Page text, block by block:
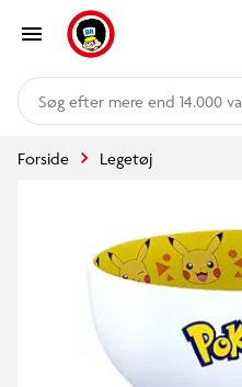
mere end 14.000
Forside Legetøj